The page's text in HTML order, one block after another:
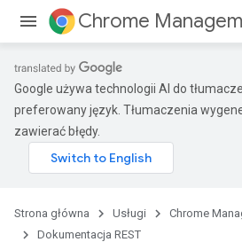
Google używa technologii AI do
preferowany język. Tłumaczenia
zawierać błędy.
Strona główna Usługi
Chrome
Dokumentacja REST